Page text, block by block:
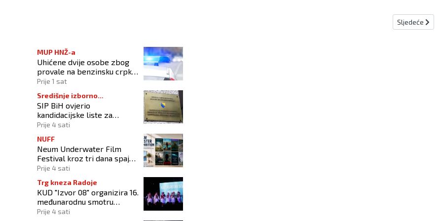
SREDIŠNJOJ BOSNI Sljedeći
Sljedeće
MUP HNŽ-a
Uhićene dvije osobe zbog
provale na benzinsku crpku
u Konjicu
Prije 1 sat
Središnje izborno
povjerenstvo
SIP BiH ovjerio
kandidacijske liste za
kompenzacijske mandate na
Prije 4 sati
NUFF
Neum Underwater Film
Festival kroz tri dana spaja
umjetnost filma i more
Prije 4 sati
Trg kneza Radoje
KUD "Izvor 08" organizira 16.
međunarodnu smotru
folklora "Kiseljak 2026"
Prije 4 sati